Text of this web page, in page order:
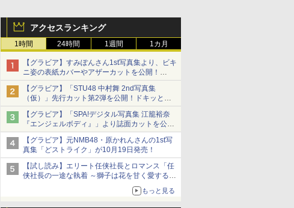
アクセスランキング
1時間 24時間 1週間 1カ月
【グラビア】すみぽんさん1st写真集より、ビキ
ニ姿の表紙カバーやアザーカットを公開！
タイトルは「offcourt（オフコート）」に決定
【グラビア】「STU48 中村舞 2nd写真集
（仮）」先行カット第2弾を公開！ドキッとす
るランジェリーカットなど新たな挑戦
【グラビア】「SPA!デジタル写真集 江籠裕奈
『エンジェルボディ』」より誌面カットを公
開！
【グラビア】元NMB48・原かれんさんの1st写
真集「どストライク」が10月19日発売！
【試し読み】エリート任侠社長とロマンス「任
侠社長の一途な執着 ～獅子は花を甘く愛する
もっと見る